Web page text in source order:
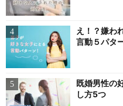
え！？嫌わ
言動５パタ
既婚男性の
し方5つ